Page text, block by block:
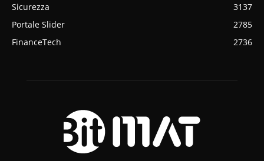
Sicurezza
3137
Portale Slider
2785
FinanceTech
2736